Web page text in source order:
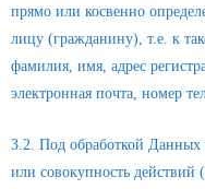
прямо или косвенно
лицу (гражданину), т.е. к
фамилия, имя, адрес
электронная почта, номер
3.2. Под обработкой Данных
или совокупность